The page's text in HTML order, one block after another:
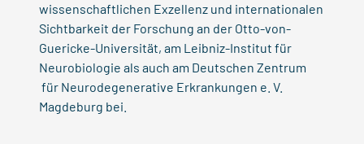
wissenschaftlichen Exzellenz und internationalen
Sichtbarkeit der Forschung an der Otto-von-
Guericke-Universität, am Leibniz-Institut für
Neurobiologie als auch am Deutschen Zentrum
für Neurodegenerative Erkrankungen e. V.
Magdeburg bei.